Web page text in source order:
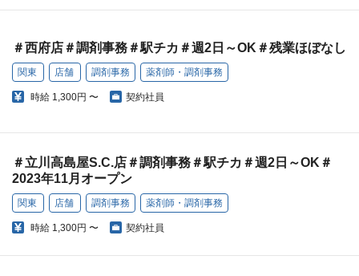
＃西府店＃調剤事務＃駅チカ＃週2日～OK＃残業ほぼなし
関東 店舗 調剤事務 薬剤師・調剤事務
時給 1,300円 〜 契約社員
＃立川高島屋S.C.店＃調剤事務＃駅チカ＃週2日～OK＃
2023年11月オープン
関東 店舗 調剤事務 薬剤師・調剤事務
時給 1,300円 〜 契約社員